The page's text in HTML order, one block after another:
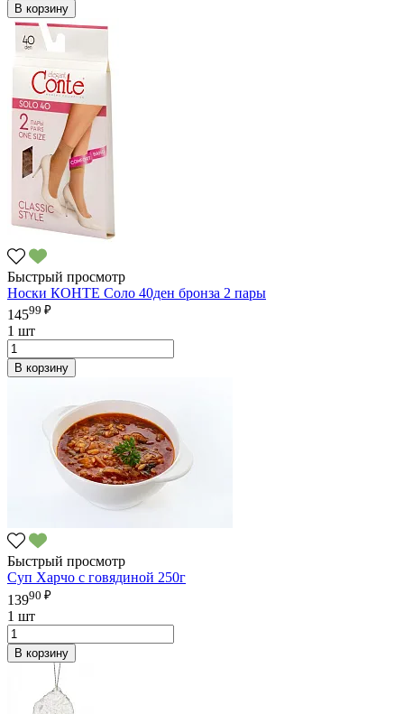
В корзину
Быстрый просмотр
Носки КОНТЕ Соло 40ден бронза 2 пары
14599 ₽
1 шт
В корзину
Быстрый просмотр
Суп Харчо с говядиной 250г
13990 ₽
1 шт
В корзину